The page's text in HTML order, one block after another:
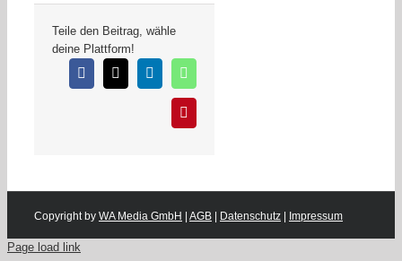
Teile den Beitrag, wähle
deine Plattform!
Facebook
X LinkedInWhatsApp
Pinterest
Copyright by WA Media GmbH AGB Datenschutz Impressum
Page load link